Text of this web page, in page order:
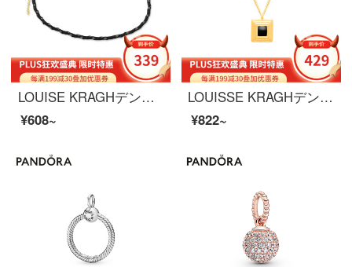
LOUISE KRAGHデンマークのネックレスの女性は18 K金をめっきします。
¥608~
LOUISSE KRAGHデンマークのネックレス女性925銀めっき18 K金象眼陶磁器のファッション的な銀のアクセサリーの震動と同じタイプのセーターのチェーンは彼女に金めっきの黒色をプレゼントします。
¥822~